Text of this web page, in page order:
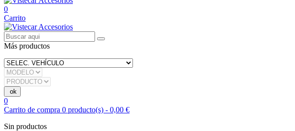
0
Carrito
Más productos
0
Carrito de compra 0 producto(s) - 0,00 €
Sin productos